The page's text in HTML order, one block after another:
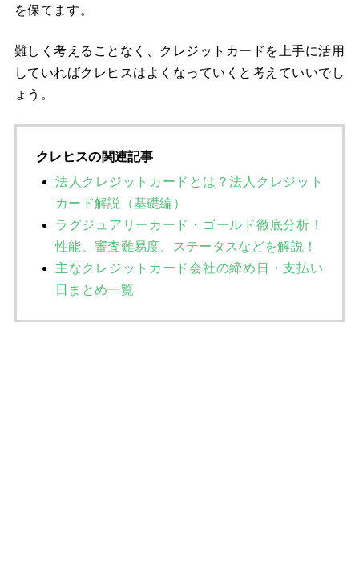
を保てます。
難しく考えることなく、クレジットカードを上手に活用
していればクレヒスはよくなっていくと考えていいでし
ょう。
クレヒスの関連記事
法人クレジットカードとは？法人クレジット
カード解説（基礎編）
ラグジュアリーカード・ゴールド徹底分析！
性能、審査難易度、ステータスなどを解説！
主なクレジットカード会社の締め日・支払い
日まとめ一覧